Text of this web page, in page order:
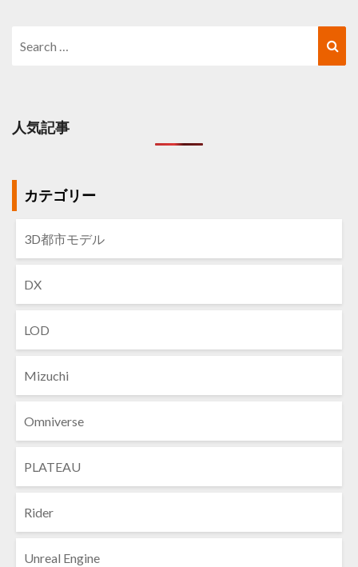
人気記事
カテゴリー
3D都市モデル
DX
LOD
Mizuchi
Omniverse
PLATEAU
Rider
Unreal Engine